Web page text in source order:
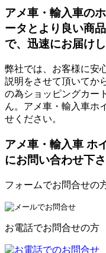
アメ車・輸入車の
ータとより良い商
で、迅速にお届けし
弊社では、お客様に安
説明をさせて頂いてか
の為ショッピングカー
ん。アメ車・輸入車ホ
せください。
アメ車・輸入車 ホ
にお問い合わせ下さ
フォームでお問合せの
お電話でお問合せの方